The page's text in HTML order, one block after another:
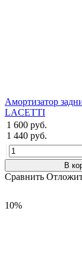
Амортизатор
LACETTI
1 600 руб.
1 440 руб.
В
Сравнить
10%